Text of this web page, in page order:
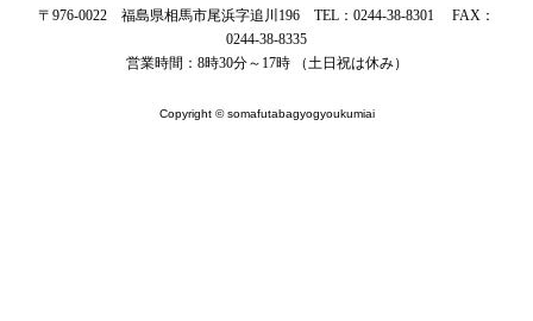
〒976-0022 福島県相馬市尾浜字追川196 TEL：0244-38-8301 FAX：
0244-38-8335
営業時間：8時30分～17時 （土日祝は休み）
Copyright © somafutabagyogyoukumiai